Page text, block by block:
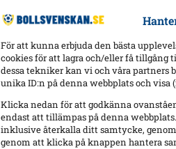
För att kunna erbjuda den bästa
cookies för att lagra och/eller få
dessa tekniker kan vi och våra partners
unika ID:n på denna webbplats och visa
Klicka nedan för att godkänna
endast att tillämpas på denna
inklusive återkalla ditt samtycke,
genom att klicka på knappen hantera